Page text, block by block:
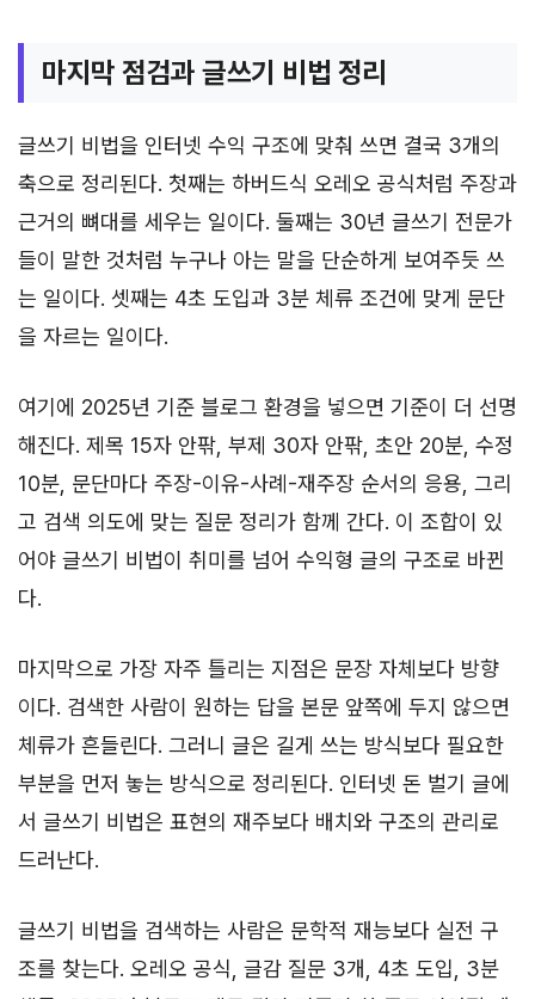
마지막 점검과 글쓰기 비법 정리
글쓰기 비법을 인터넷 수익 구조에 맞춰 쓰면 결국 3개의
축으로 정리된다. 첫째는 하버드식 오레오 공식처럼 주장과
근거의 뼈대를 세우는 일이다. 둘째는 30년 글쓰기 전문가
들이 말한 것처럼 누구나 아는 말을 단순하게 보여주듯 쓰
는 일이다. 셋째는 4초 도입과 3분 체류 조건에 맞게 문단
을 자르는 일이다.
여기에 2025년 기준 블로그 환경을 넣으면 기준이 더 선명
해진다. 제목 15자 안팎, 부제 30자 안팎, 초안 20분, 수정
10분, 문단마다 주장-이유-사례-재주장 순서의 응용, 그리
고 검색 의도에 맞는 질문 정리가 함께 간다. 이 조합이 있
어야 글쓰기 비법이 취미를 넘어 수익형 글의 구조로 바뀐
다.
마지막으로 가장 자주 틀리는 지점은 문장 자체보다 방향
이다. 검색한 사람이 원하는 답을 본문 앞쪽에 두지 않으면
체류가 흔들린다. 그러니 글은 길게 쓰는 방식보다 필요한
부분을 먼저 놓는 방식으로 정리된다. 인터넷 돈 벌기 글에
서 글쓰기 비법은 표현의 재주보다 배치와 구조의 관리로
드러난다.
글쓰기 비법을 검색하는 사람은 문학적 재능보다 실전 구
조를 찾는다. 오레오 공식, 글감 질문 3개, 4초 도입, 3분